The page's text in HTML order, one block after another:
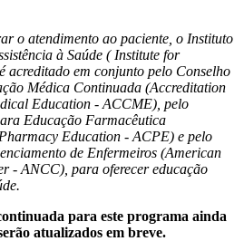
o atendimento ao paciente, o Instituto
à Saúde ( Institute for
acreditado em conjunto pelo Conselho
Médica Continuada (Accreditation
Education - ACCME), pelo
Educação Farmacêutica
Education - ACPE) e pelo
de Enfermeiros (American
- ANCC), para oferecer educação
para este programa ainda
atualizados em breve.